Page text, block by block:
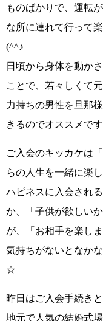
ものばかり で、運転
な所に連れて行って
(^^♪
日頃から身体を動か
ことで、若々しくて
力持ちの男性を旦那
きるのでオススメで
ご入会のキッカケは
らの人生を一緒に楽
ハピネスに入会される
か、
「子供が欲しいか
が、
「お相手を楽し
気持ちがないとなか
☆
昨日はご入会手続き
地元で人気の結婚式